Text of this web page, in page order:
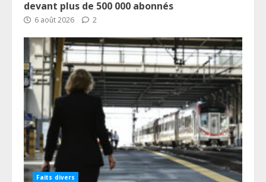
devant plus de 500 000 abonnés
6 août 2026 2
Faits divers